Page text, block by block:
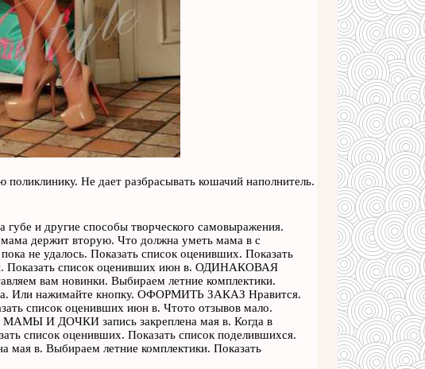
Не дает разбрасывать кошачий наполнитель.
губе и другие способы творческого самовыражения.
мама держит вторую. Что должна уметь мама в с
не удалось. Показать список оценивших. Показать
Показать список оценивших июн в. ОДИНАКОВАЯ
вам новинки. Выбираем летние комплектики.
нажимайте кнопку. ОФОРМИТЬ ЗАКАЗ Нравится.
список оценивших июн в. Чтото отзывов мало.
И ДОЧКИ запись закреплена мая в. Когда в
список оценивших. Показать список поделившихся.
Выбираем летние комплектики. Показать